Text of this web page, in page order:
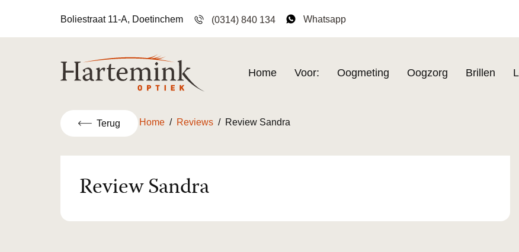
Whatsapp
Boliestraat 11-A, Doetinchem (0314) 840 134
Home Voor: Oogmeting Oogzorg Brillen
Terug Home / Reviews / Review Sandra
Review Sandra